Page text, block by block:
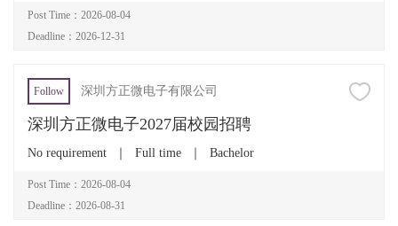
Post Time：2026-08-04
Deadline：2026-12-31
Follow 深圳方正微电子有限公司
深圳方正微电子2027届校园招聘
No requirement Full time Bachelor
Post Time：2026-08-04
Deadline：2026-08-31